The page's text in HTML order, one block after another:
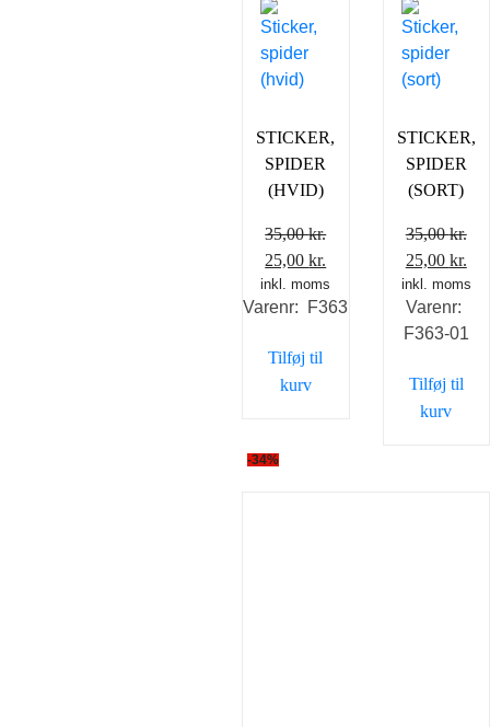
STICKER,
SPIDER
(HVID)
35,00kr.
Den
oprindelige
pris
35,00 kr..
25,00kr.
aktuelle
pris
inkl. moms
Varenr: F363
Tilføj til
kurv
STICKER,
SPIDER
(SORT)
35,00kr.
Den
pris
var:
25,00 kr.
er:
inkl. moms
Varenr:
F363-01
Tilføj til
kurv
-34%